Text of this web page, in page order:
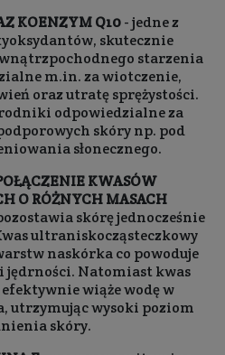
KOENZYM Q10- jedne z
skutecznie
starzenia
m.in. za wiotczenie,
oraz utratę sprężystości.
odpowiedzialne za
skóry np. pod
słonecznego.
KWASÓW
O RÓŻNYCH MASACH
skórę jednocześnie
ultraniskocząsteczkowy
naskórka co powoduje
jędrności. Natomiast kwas
wiąże wodę w
utrzymując wysoki poziom
skóry.